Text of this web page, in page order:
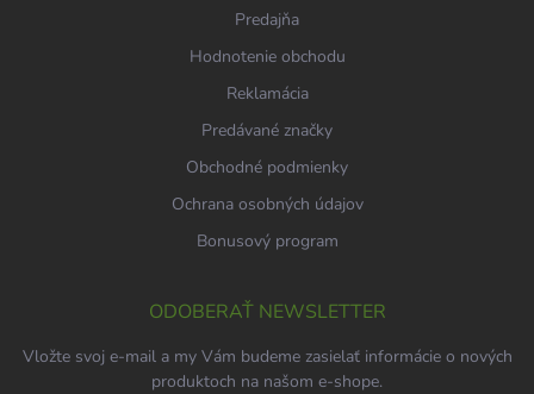
Predajňa
Hodnotenie obchodu
Reklamácia
Predávané značky
Obchodné podmienky
Ochrana osobných údajov
Bonusový program
ODOBERAŤ NEWSLETTER
Vložte svoj e-mail a my Vám budeme zasielať informácie o nových
produktoch na našom e-shope.